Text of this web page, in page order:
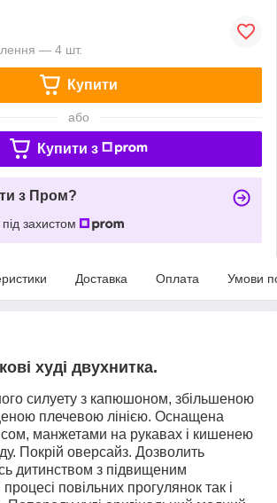
— 4 шт.
Купити
або
Купити з
з Пром?
захистом
Доставка Оплата Умови
худі двухнитка.
силуету з капюшоном, збільшеною
плечевою лінією. Оснащена
манжетами на рукавах і кишенею
Покрій оверсайз. Дозволить
дитинством з підвищеним
повільних прогулянок так і